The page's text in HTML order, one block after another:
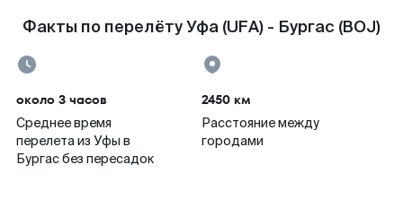
Факты по перелёту Уфа (UFA) - Бургас (BOJ)
около 3 часов
Среднее время
перелета из Уфы в
Бургас без пересадок
2450 км
Расстояние между
городами